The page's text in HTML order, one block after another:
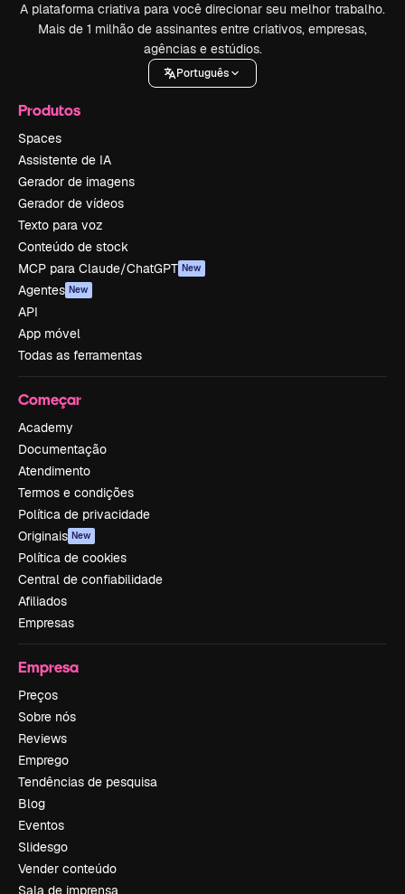
A plataforma criativa para você direcionar seu melhor trabalho.
Mais de 1 milhão de assinantes entre criativos, empresas,
agências e estúdios.
Português
Produtos
Spaces
Assistente de IA
Gerador de imagens
Gerador de vídeos
Texto para voz
Conteúdo de stock
MCP para Claude/ChatGPT New
Agentes New
API
App móvel
Todas as ferramentas
Começar
Academy
Documentação
Atendimento
Termos e condições
Política de privacidade
Originais New
Política de cookies
Central de confiabilidade
Afiliados
Empresas
Empresa
Preços
Sobre nós
Reviews
Emprego
Tendências de pesquisa
Blog
Eventos
Slidesgo
Vender conteúdo
Sala de imprensa